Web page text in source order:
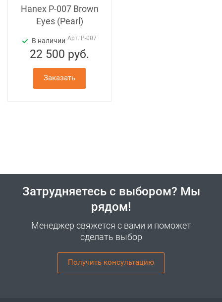
Hanex P-007 Brown
Eyes (Pearl)
В наличии Арт. P-007
22 500 руб.
Заказать
Затрудняетесь с выбором? Мы
рядом!
Менеджер свяжется с вами и поможет
сделать выбор
Получить консультацию